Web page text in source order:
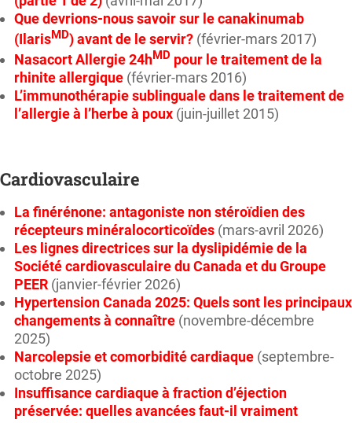
Que devrions-nous savoir sur le canakinumab
(IlarisMD) avant de le servir? (février-mars 2017)
Nasacort Allergie 24hMD pour le traitement de la
rhinite allergique (février-mars 2016)
L’immunothérapie sublinguale dans le traitement de
l’allergie à l’herbe à poux (juin-juillet 2015)
Cardiovasculaire
La finérénone: antagoniste non stéroïdien des
récepteurs minéralocorticoïdes (mars-avril 2026)
Les lignes directrices sur la dyslipidémie de la
Société cardiovasculaire du Canada et du Groupe
PEER (janvier-février 2026)
Hypertension Canada 2025: Quels sont les principaux
changements à connaître (novembre-décembre
2025)
Narcolepsie et comorbidité cardiaque (septembre-
octobre 2025)
Insuffisance cardiaque à fraction d’éjection
préservée: quelles avancées faut-il vraiment